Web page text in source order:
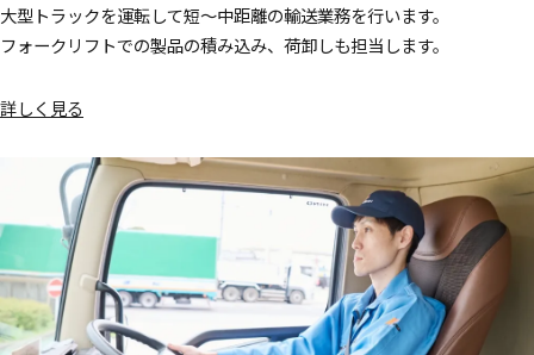
大型トラックを運転して短～中距離の輸送業務を行います。
フォークリフトでの製品の積み込み、荷卸しも担当します。
詳しく見る